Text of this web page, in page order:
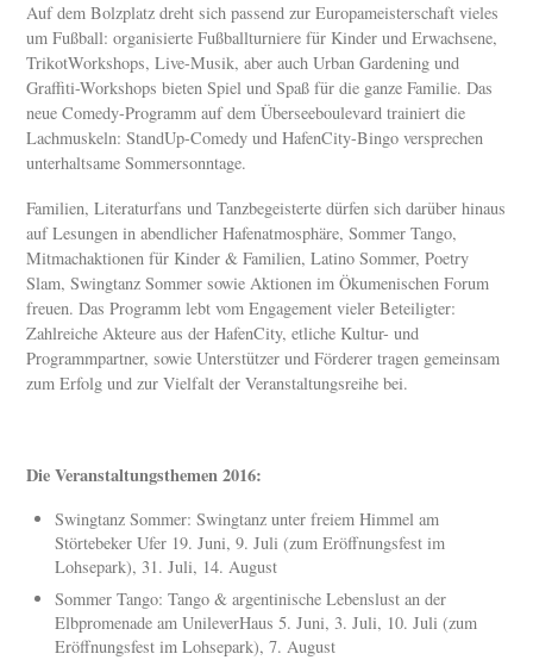
Auf dem Bolzplatz dreht sich passend zur Europameisterschaft vieles
um Fußball: organisierte Fußballturniere für Kinder und Erwachsene,
TrikotWorkshops, Live-Musik, aber auch Urban Gardening und
Graffiti-Workshops bieten Spiel und Spaß für die ganze Familie. Das
neue Comedy-Programm auf dem Überseeboulevard trainiert die
Lachmuskeln: StandUp-Comedy und HafenCity-Bingo versprechen
unterhaltsame Sommersonntage.
Familien, Literaturfans und Tanzbegeisterte dürfen sich darüber hinaus
auf Lesungen in abendlicher Hafenatmosphäre, Sommer Tango,
Mitmachaktionen für Kinder & Familien, Latino Sommer, Poetry
Slam, Swingtanz Sommer sowie Aktionen im Ökumenischen Forum
freuen. Das Programm lebt vom Engagement vieler Beteiligter:
Zahlreiche Akteure aus der HafenCity, etliche Kultur- und
Programmpartner, sowie Unterstützer und Förderer tragen gemeinsam
zum Erfolg und zur Vielfalt der Veranstaltungsreihe bei.
Die Veranstaltungsthemen 2016:
Swingtanz Sommer: Swingtanz unter freiem Himmel am
Störtebeker Ufer 19. Juni, 9. Juli (zum Eröffnungsfest im
Lohsepark), 31. Juli, 14. August
Sommer Tango: Tango & argentinische Lebenslust an der
Elbpromenade am UnileverHaus 5. Juni, 3. Juli, 10. Juli (zum
Eröffnungsfest im Lohsepark), 7. August